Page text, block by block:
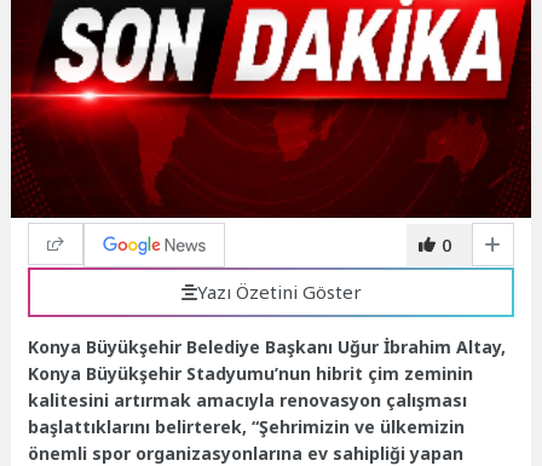
0
Yazı Özetini Göster
Konya Büyükşehir Belediye Başkanı Uğur İbrahim Altay,
Konya Büyükşehir Stadyumu’nun hibrit çim zeminin
kalitesini artırmak amacıyla renovasyon çalışması
başlattıklarını belirterek, “Şehrimizin ve ülkemizin
önemli spor organizasyonlarına ev sahipliği yapan